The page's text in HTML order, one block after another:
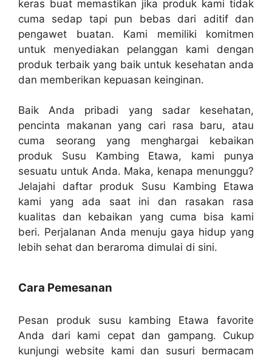
keras buat memastikan jika produk kami tidak
cuma sedap tapi pun bebas dari aditif dan
pengawet buatan. Kami memiliki komitmen
untuk menyediakan pelanggan kami dengan
produk terbaik yang baik untuk kesehatan anda
dan memberikan kepuasan keinginan.
Baik Anda pribadi yang sadar kesehatan,
pencinta makanan yang cari rasa baru, atau
cuma seorang yang menghargai kebaikan
produk Susu Kambing Etawa, kami punya
sesuatu untuk Anda. Maka, kenapa menunggu?
Jelajahi daftar produk Susu Kambing Etawa
kami yang ada saat ini dan rasakan rasa
kualitas dan kebaikan yang cuma bisa kami
beri. Perjalanan Anda menuju gaya hidup yang
lebih sehat dan beraroma dimulai di sini.
Cara Pemesanan
Pesan produk susu kambing Etawa favorite
Anda dari kami cepat dan gampang. Cukup
kunjungi website kami dan susuri bermacam